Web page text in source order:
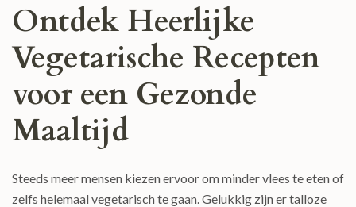
Ontdek Heerlijke
Vegetarische Recepten
voor een Gezonde
Maaltijd
Steeds meer mensen kiezen ervoor om minder vlees te eten of
zelfs helemaal vegetarisch te gaan. Gelukkig zijn er talloze